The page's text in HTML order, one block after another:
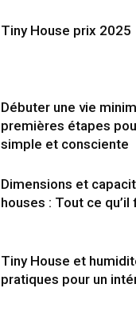
Tiny House prix 2025
Débuter une vie
premières étapes
simple et consciente
Dimensions et
houses : Tout ce
Tiny House et
pratiques pour un